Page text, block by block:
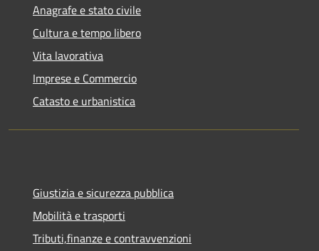
Anagrafe e stato civile
Cultura e tempo libero
Vita lavorativa
Imprese e Commercio
Catasto e urbanistica
Giustizia e sicurezza pubblica
Mobilità e trasporti
Tributi,finanze e contravvenzioni